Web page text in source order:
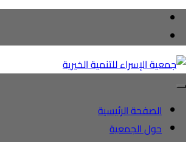
الصفحة الرئيسية
حول الجمعية